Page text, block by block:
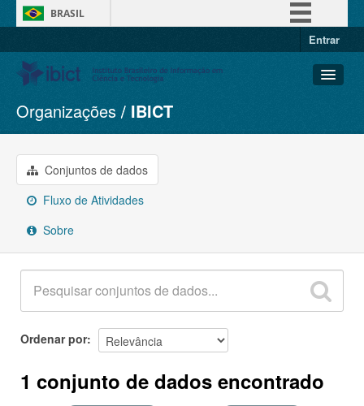
BRASIL
Entrar
Conjuntos de dados
Organizações
Grupos
Sobre
Organizações IBICT
Conjuntos de dados
Fluxo de Atividades
Sobre
Ordenar por
1 conjunto de dados encontrado